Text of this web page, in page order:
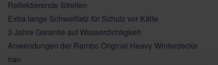
Reflektierende Streifen
Extra lange Schweiflatz für Schutz vor Kälte
3 Jahre Garantie auf Wasserdichtigkeit
Anwendungen der Rambo Original Heavy Winterdecke
nan